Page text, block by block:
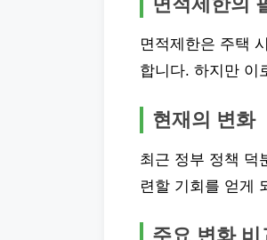
면적제한은 주택
합니다. 하지만 이
현재의 변화
최근 정부 정책 덕
련할 기회를 얻게
주요 변화 비